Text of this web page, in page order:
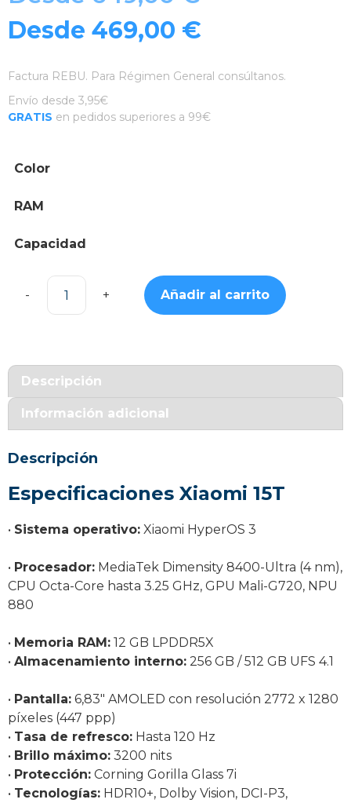
Desde 469,00 €
Factura REBU. Para Régimen General consúltanos.
Envío desde 3,95€
GRATIS en pedidos superiores a 99€
Color
RAM
Capacidad
Xiaomi
Añadir al carrito
Descripción
Información adicional
Descripción
Especificaciones Xiaomi 15T
• Sistema operativo: Xiaomi HyperOS 3
• Procesador: MediaTek Dimensity 8400-Ultra (4 nm),
CPU Octa-Core hasta 3.25 GHz, GPU Mali-G720, NPU
880
• Memoria RAM: 12 GB LPDDR5X
• Almacenamiento interno: 256 GB / 512 GB UFS 4.1
• Pantalla: 6,83″ AMOLED con resolución 2772 x 1280
píxeles (447 ppp)
• Tasa de refresco: Hasta 120 Hz
• Brillo máximo: 3200 nits
• Protección: Corning Gorilla Glass 7i
• Tecnologías: HDR10+, Dolby Vision, DCI-P3,